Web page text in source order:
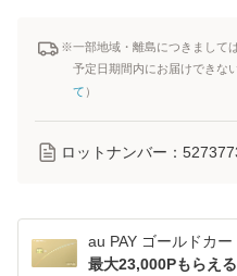
※一部地域・離島につきまして
予定日期間内にお届けできな
て ）
ロットナンバー：
au PAY ゴールドカ
最大23,000Pもらえ